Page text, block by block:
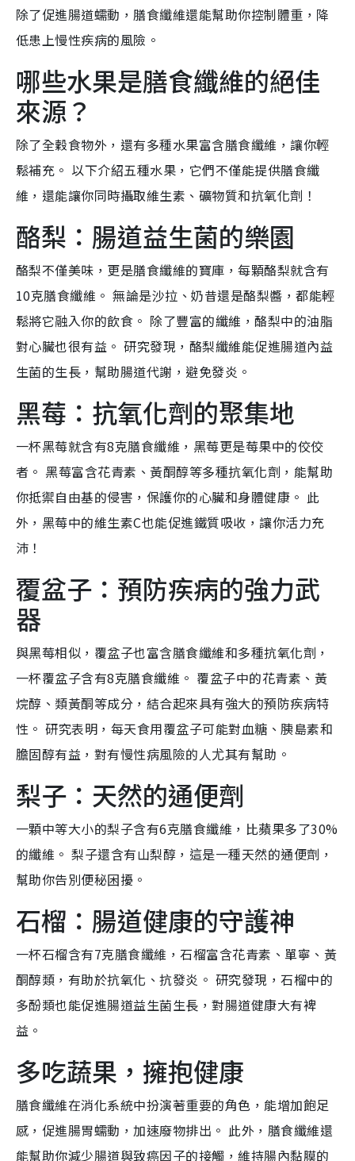
除了促進腸道蠕動，膳食纖維還能幫助你控制體重，降
低患上慢性疾病的風險。
哪些水果是膳食纖維的絕佳
來源？
除了全穀食物外，還有多種水果富含膳食纖維，讓你輕
鬆補充。 以下介紹五種水果，它們不僅能提供膳食纖
維，還能讓你同時攝取維生素、礦物質和抗氧化劑！
酪梨：腸道益生菌的樂園
酪梨不僅美味，更是膳食纖維的寶庫，每顆酪梨就含有
10克膳食纖維。 無論是沙拉、奶昔還是酪梨醬，都能輕
鬆將它融入你的飲食。 除了豐富的纖維，酪梨中的油脂
對心臟也很有益。 研究發現，酪梨纖維能促進腸道內益
生菌的生長，幫助腸道代謝，避免發炎。
黑莓：抗氧化劑的聚集地
一杯黑莓就含有8克膳食纖維，黑莓更是莓果中的佼佼
者。 黑莓富含花青素、黃酮醇等多種抗氧化劑，能幫助
你抵禦自由基的侵害，保護你的心臟和身體健康。 此
外，黑莓中的維生素C也能促進鐵質吸收，讓你活力充
沛！
覆盆子：預防疾病的強力武
器
與黑莓相似，覆盆子也富含膳食纖維和多種抗氧化劑，
一杯覆盆子含有8克膳食纖維。 覆盆子中的花青素、黃
烷醇、類黃酮等成分，結合起來具有強大的預防疾病特
性。 研究表明，每天食用覆盆子可能對血糖、胰島素和
膽固醇有益，對有慢性病風險的人尤其有幫助。
梨子：天然的通便劑
一顆中等大小的梨子含有6克膳食纖維，比蘋果多了30%
的纖維。 梨子還含有山梨醇，這是一種天然的通便劑，
幫助你告別便秘困擾。
石榴：腸道健康的守護神
一杯石榴含有7克膳食纖維，石榴富含花青素、單寧、黃
酮醇類，有助於抗氧化、抗發炎。 研究發現，石榴中的
多酚類也能促進腸道益生菌生長，對腸道健康大有裨
益。
多吃蔬果，擁抱健康
膳食纖維在消化系統中扮演著重要的角色，能增加飽足
感，促進腸胃蠕動，加速廢物排出。 此外，膳食纖維還
能幫助你減少腸道與致癌因子的接觸，維持腸內黏膜的